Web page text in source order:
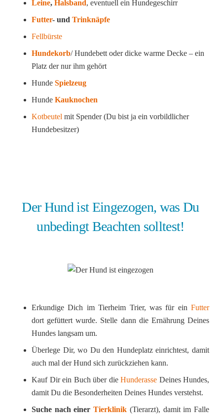
Leine, Halsband, eventuell ein Hundegeschirr
Futter- und Trinknäpfe
Fellbürste
Hundekorb/ Hundebett oder dicke warme Decke – ein
Platz der nur ihm gehört
Hunde Spielzeug
Hunde Kauknochen
Kotbeutel mit Spender (Du bist ja ein vorbildlicher
Hundebesitzer)
Der Hund ist Eingezogen, was Du
unbedingt Beachten solltest!
Erkundige Dich im Tierheim Trier, was für ein Futter
dort gefüttert wurde. Stelle dann die Ernährung Deines
Hundes langsam um.
Überlege Dir, wo Du den Hundeplatz einrichtest, damit
auch mal der Hund sich zurückziehen kann.
Kauf Dir ein Buch über die Hunderasse Deines Hundes,
damit Du die Besonderheiten Deines Hundes verstehst.
Suche nach einerTierklinik (Tierarzt), damit im Falle